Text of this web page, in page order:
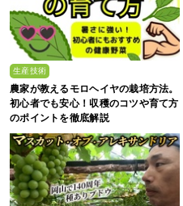
生産技術
農家が教えるモロヘイヤの栽培方法。
初心者でも安心！収穫のコツや育て方
のポイントを徹底解説